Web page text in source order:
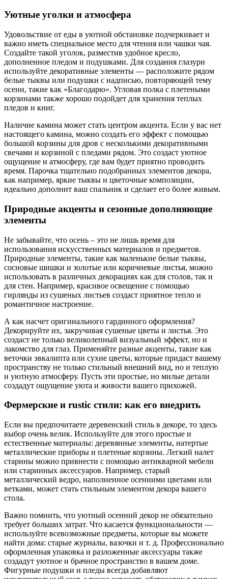
Уютные уголки и атмосфера
Удовольствие от еды в уютной обстановке подчеркивает и
важно иметь специальное место для чтения или чашки чая.
Создайте такой уголок, разместив удобное кресло,
дополненное пледом и подушками. Для создания глазури
используйте декоративные элементы — расположите рядом
белые тыквы или подушки с надписью, повторяющей тему
осени, такие как «Благодарю». Угловая полка с плетеными
корзинами также хорошо подойдет для хранения теплых
пледов и книг.
Наличие камина может стать центром акцента. Если у вас нет
настоящего камина, можно создать его эффект с помощью
большой корзины для дров с несколькими декоративными
свечами и корзиной с пледами рядом. Это создаст уютное
ощущение и атмосферу, где вам будет приятно проводить
время. Парочка тщательно подобранных элементов декора,
как например, яркие тыквы и цветочные композиции,
идеально дополнит ваш спальник и сделает его более живым.
Природные акценты и сезонные дополняющие
элементы
Не забывайте, что осень – это не лишь время для
использования искусственных материалов и предметов.
Природные элементы, такие как маленькие белые тыквы,
сосновые шишки и золотые или коричневые листья, можно
использовать в различных декорациях как для столов, так и
для стен. Например, красивое освещение с помощью
гирлянды из сушеных листьев создаст приятное тепло и
романтичное настроение.
А как насчет оригинального гардинного оформления?
Декорируйте их, закручивая сушеные цветы и листья. Это
создаст не только великолепный визуальный эффект, но и
лакомство для глаз. Применяйте разные акценты, такие как
веточки эвкалипта или сухие цветы, которые придаст вашему
пространству не только стильный внешний вид, но и теплую
и уютную атмосферу. Пусть эти простые, но милые детали
создадут ощущение уюта и живости вашего прихожей.
Фермерские и rustic стили: как его внедрить
Если вы предпочитаете деревенский стиль в декоре, то здесь
выбор очень велик. Используйте для этого простые и
естественные материалы: деревянные элементы, натертые
металлические приборы и плетеные корзины. Легкий налет
старины можно привнести с помощью антикварной мебели
или старинных аксессуаров. Например, старый
металлический ведро, наполненное осенними цветами или
ветками, может стать стильным элементом декора вашего
стола.
Важно помнить, что уютный осенний декор не обязательно
требует больших затрат. Что касается функциональности —
используйте всевозможные предметы, которые вы можете
найти дома: старые журналы, вазочки и т. д. Профессионально
оформленная упаковка и разложенные аксессуары также
создадут уютное и брачное пространство в вашем доме.
Фигурные подушки и пледы всегда добавляют